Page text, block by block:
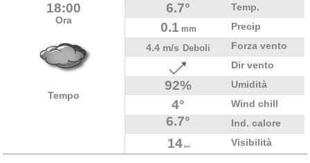
18:00
Ora
Tempo
6.7° Temp.
0.1 mm
Precip
4.4 m/s Deboli
Forza vento
Dir vento
92% Umidità
4° Wind chill
6.7° Ind. calore
14km Visibilità